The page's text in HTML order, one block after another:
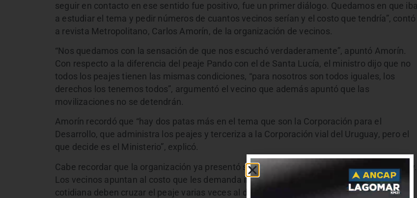
seguir en contacto en ese sentido fue positivo, fue un primer diálogo. Quedamos en que iba
a estudiar el tema y pedir números de cuantos vecinos serían y el costo que tendría”, contó
a revista Metropolitano, Carlos Amorín, de la organización de vecinos.
“Nos quedamos con la sensación de que nos escuchó verdaderamente”, apuntó Amorín.
Con respecto a la diferencia del peaje Pando con el de Santa Lucía, el ministro dijo que no
todos los peajes tienen las mismas condiciones, “para nosotros son todos iguales, los
derechos los tenemos todos”, argumentó el vecino que además apuntó que las
movilizaciones no se detendrán.
Amorín recordó que “hay dos patas más en el tema que son la Corporación para el
Desarrollo, que administra los peajes y terceriza a la Corporación vial del Uruguay, pero el
que decide es el Ministerio”, explicó.
Cabe recordar que la organización ya presentó su pedido a la Corporación Vial del Uruguay.
Los vecinos apuntan al costo que les demanda ir de una lado a otro cuando en la vida
cotidiana deben cruzar el peaje varias veces al día por actividades vinculadas al trabajo,